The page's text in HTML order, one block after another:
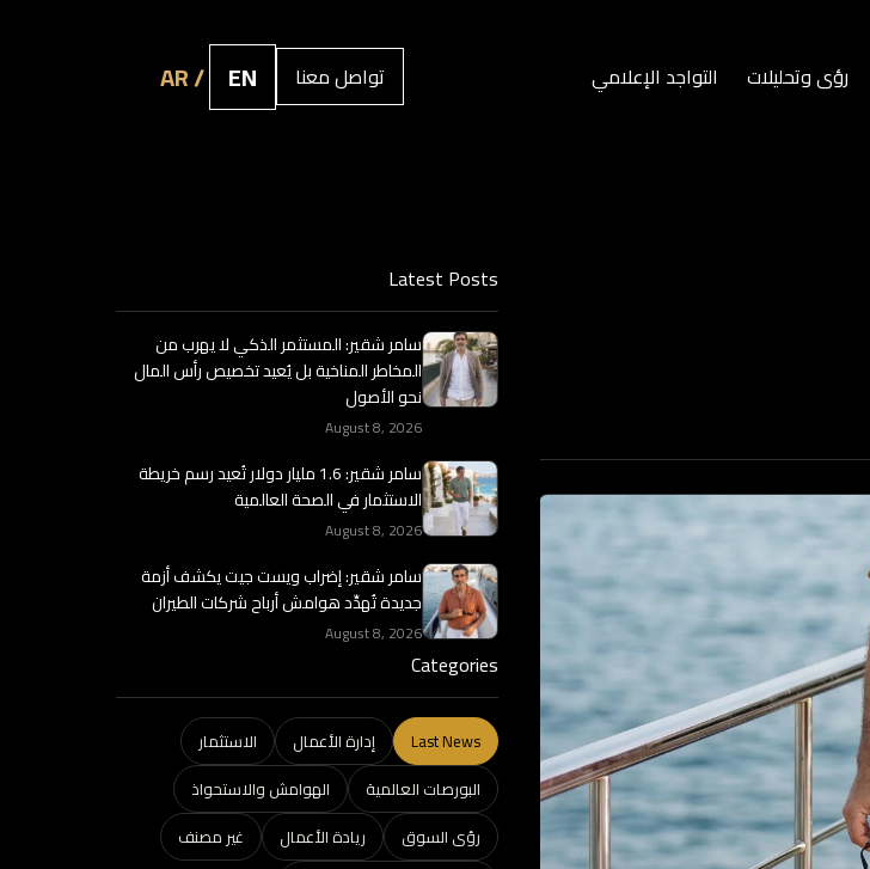
رؤى وتحليلات التواجد الإعلامي تواصل معنا AR / EN
Latest Posts
سامر شقير: المستثمر الذكي لا يهرب من
المخاطر المناخية بل يُعيد تخصيص رأس المال
نحو الأصول
August 8, 2026
سامر شقير: 1.6 مليار دولار تُعيد رسم خريطة
الاستثمار في الصحة العالمية
August 8, 2026
سامر شقير: إضراب ويست جيت يكشف أزمة
جديدة تُهدِّد هوامش أرباح شركات الطيران
August 8, 2026
Categories
Last News إدارة الأعمال
الاستثمار
البورصات العالمية
الهوامش والاستحواذ
رؤى السوق
ريادة الأعمال
غير مصنف